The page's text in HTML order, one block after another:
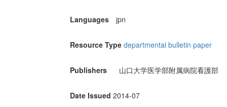
Languages jpn
Resource Type departmental bulletin paper
Publishers 山口大学医学部附属病院看護部
Date Issued 2014-07